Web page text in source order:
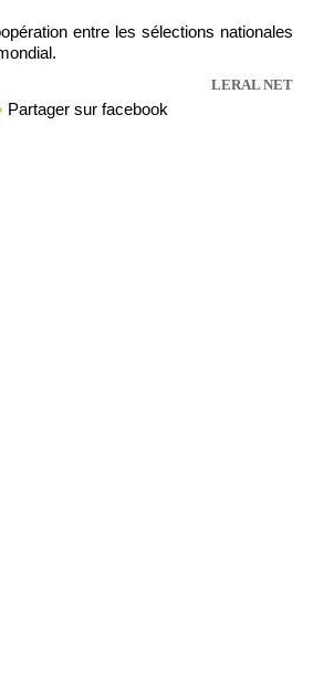
entre les sélections nationales
LERAL NET
Partager sur facebook